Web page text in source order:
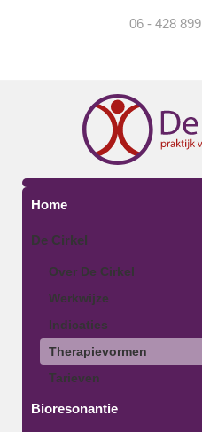
06 - 428
Home
De Cirkel
Over De Cirkel
Werkwijze
Indicaties
Therapievormen
Tarieven
Bioresonantie